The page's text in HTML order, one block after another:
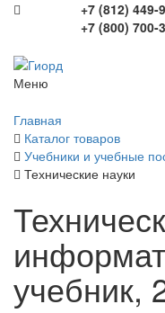
+7 (812) 449-
+7 (800) 700-
Меню
Главная
Каталог товаров
Учебники и учебные
Технические науки
учебник,